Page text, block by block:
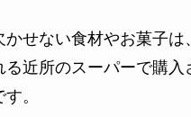
せない食材やお菓子は
近所のスーパーで購入
。